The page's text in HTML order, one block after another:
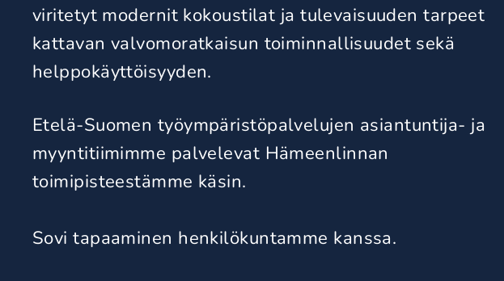
viritetyt modernit kokoustilat jatulevaisuuden tarpeet
kattavan valvomoratkaisun toiminnallisuudet sekä
helppokäyttöisyyden.
Etelä-Suomen työympäristöpalvelujen asiantuntija- ja
myyntitiimimme palvelevat Hämeenlinnan
toimipisteestämme käsin.
Sovi tapaaminen henkilökuntamme kanssa.